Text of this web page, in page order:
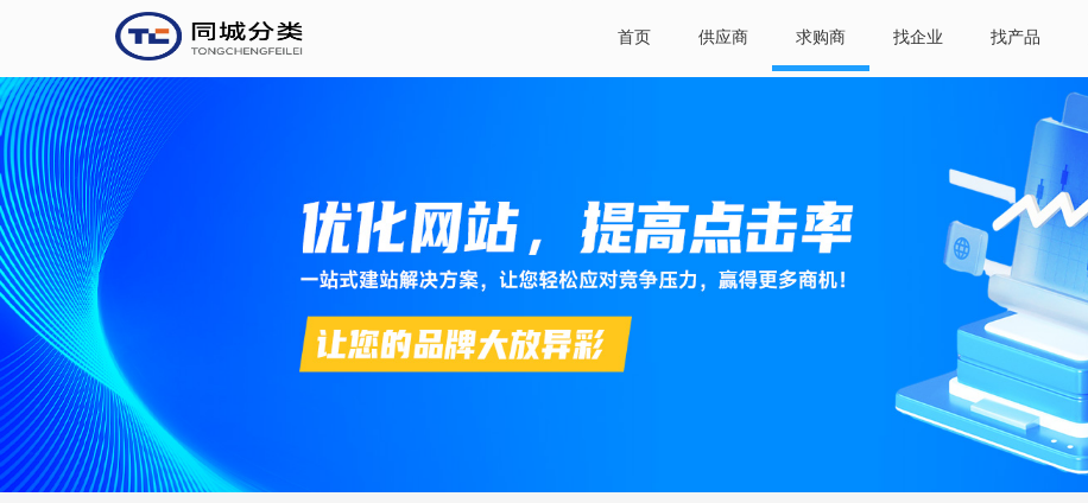
首页 供应商 求购商 找企业 找产品